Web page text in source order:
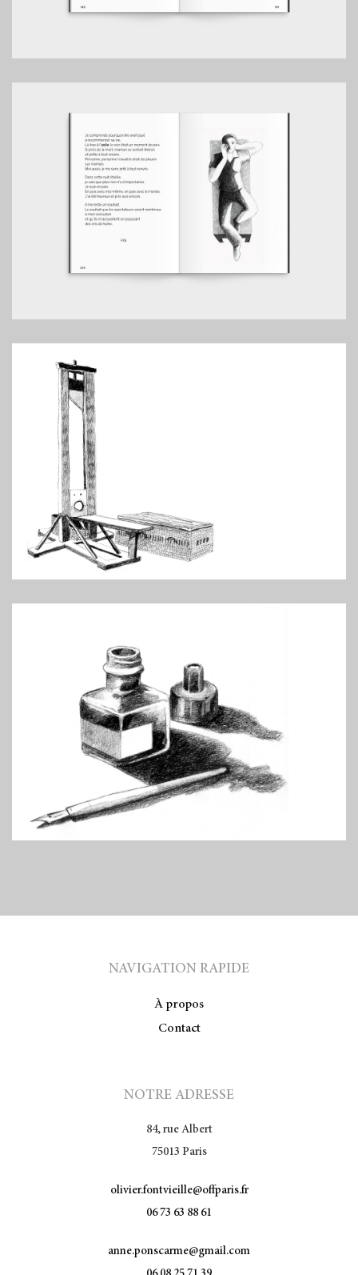
NAVIGATION RAPIDE
À propos
Contact
NOTRE ADRESSE
84, rue Albert
75013 Paris
olivier.fontvieille@offparis.fr
06 73 63 88 61
anne.ponscarme@gmail.com